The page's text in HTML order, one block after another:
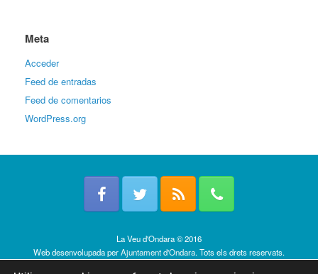
Meta
Acceder
Feed de entradas
Feed de comentarios
WordPress.org
La Veu d'Ondara © 2016
Web desenvolupada perAjuntament d'Ondara. Tots els drets reservats.